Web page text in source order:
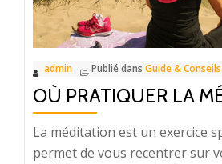
admin Publié dans Guide & Conseils
OÙ PRATIQUER LA
La méditation est un exercice
permet de vous recentrer sur